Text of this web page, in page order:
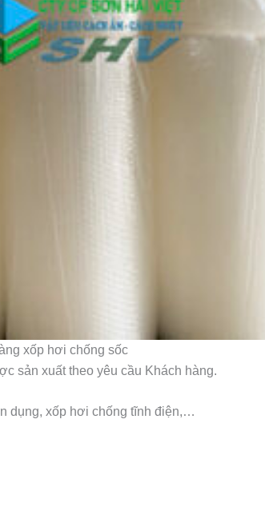
xốp hơi chống sốc
sản xuất theo yêu cầu Khách hàng.
dụng, xốp hơi chống tĩnh điện,…